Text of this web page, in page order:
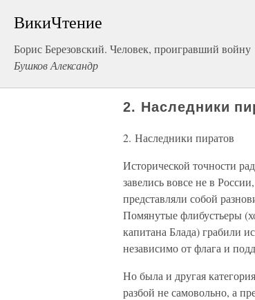
ВикиЧтение
Борис Березовский. Человек, проигравший войну
Бушков Александр
2. Наследники
2. Наследники пиратов
Исторической точности
завелись вовсе не в
представляли собой
Помянутые флибустьеры
капитана Блада) грабили
независимо от флага и
Но была и другая
разбой не самовольно, а